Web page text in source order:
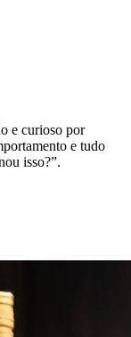
e curioso por
e tudo
isso?”.